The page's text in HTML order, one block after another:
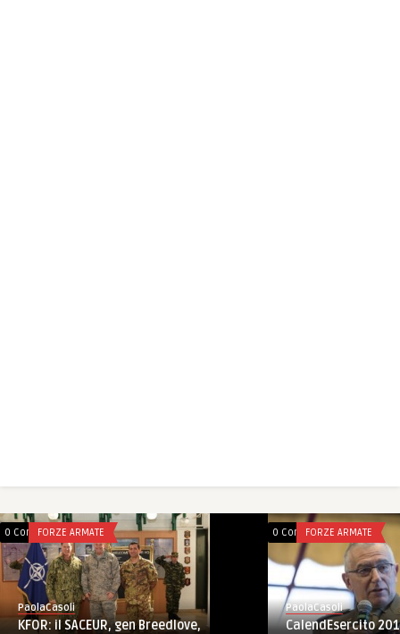
0 CommentsFORZE ARMATE
PaolaCasoli
KFOR: il SACEUR, gen Breedlove,
0 CommentsFORZE ARMATE
PaolaCasoli
CalendEsercito